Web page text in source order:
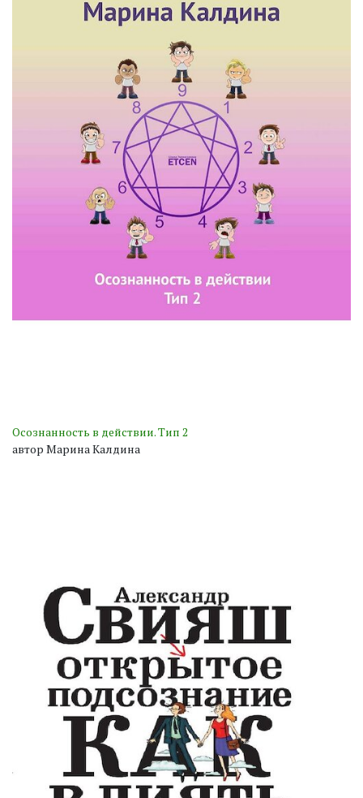
Осознанность в действии. Тип 2
автор Марина Калдина